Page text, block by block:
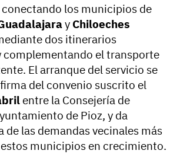
los municipios de
y Chiloeches
dos itinerarios
complementando el transporte
El arranque del servicio se
del convenio suscrito el
entre la Consejería de
de Pioz, y da
de las demandas vecinales más
municipios en crecimiento.